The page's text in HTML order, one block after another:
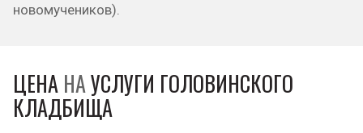
новомучеников).
ЦЕНА НАУСЛУГИ ГОЛОВИНСКОГО
КЛАДБИЩА